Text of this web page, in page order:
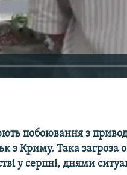
побоювання з
з Криму. Така загроза
у серпні, днями